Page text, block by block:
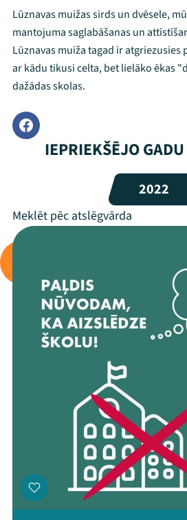
Programma
Arhīvs
Viņi bija
Jaunumi
Ziedo
Kontakti
Lūznavas muižas sirds un dvēsele,
mantojuma saglabāšanas un
Lūznavas muiža tagad ir atgriezusies
ar kādu tikusi celta, bet lielāko ēkas
dažādas skolas.
IEPRIEKŠĒJO
2022